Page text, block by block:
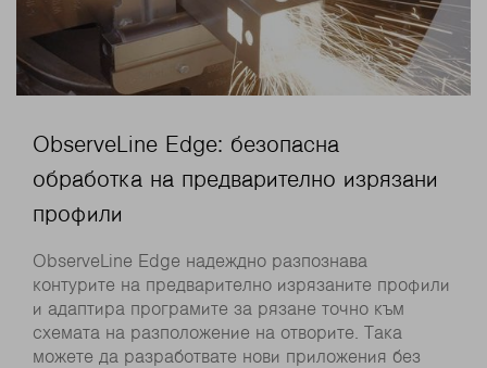
ObserveLine Edge: безопасна
обработка на предварително изрязани
профили
ObserveLine Edge надеждно разпознава
контурите на предварително изрязаните профили
и адаптира програмите за рязане точно към
схемата на разположение на отворите. Така
можете да разработвате нови приложения без